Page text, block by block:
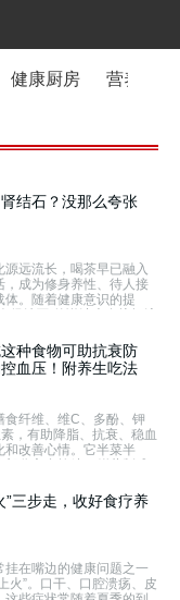
健康厨房 营养资讯
结石？没那么夸张
源远流长，喝茶早已融入
，成为修身养性、待人接
体。随着健康意识的提
底有没有关系？
种食物可助抗衰防
血压！附养生吃法
食纤维、维C、多酚、钾
，有助降脂、抗衰、稳血
和改善心情。它半菜半
部分主食控糖。鲜藕制成
调中开胃、养护肠胃，尤
弱、体虚及燥热者。选纯
30～50克，放凉产生抗性
”三步走，收好食疗养
挂在嘴边的健康问题之一
”。口干、口腔溃疡、皮